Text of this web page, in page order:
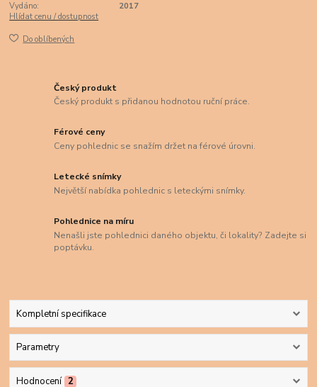
Vydáno:
2017
Hlídat cenu / dostupnost
Do oblíbených
Český produkt
Český produkt s přidanou hodnotou ruční práce.
Férové ceny
Ceny pohlednic se snažím držet na férové úrovni.
Letecké snímky
Největší nabídka pohlednic s leteckými snímky.
Pohlednice na míru
Nenašli jste pohlednici daného objektu, či lokality? Zadejte si
poptávku.
Kompletní specifikace
Parametry
Hodnocení 2